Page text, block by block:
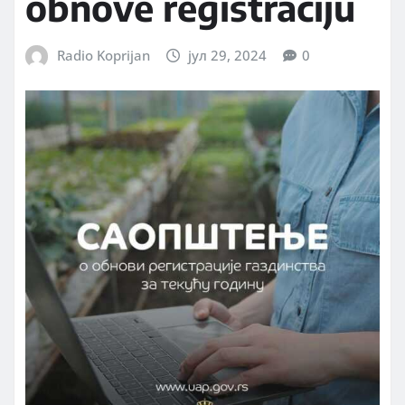
Radio Koprijan јул 29, 2024 0